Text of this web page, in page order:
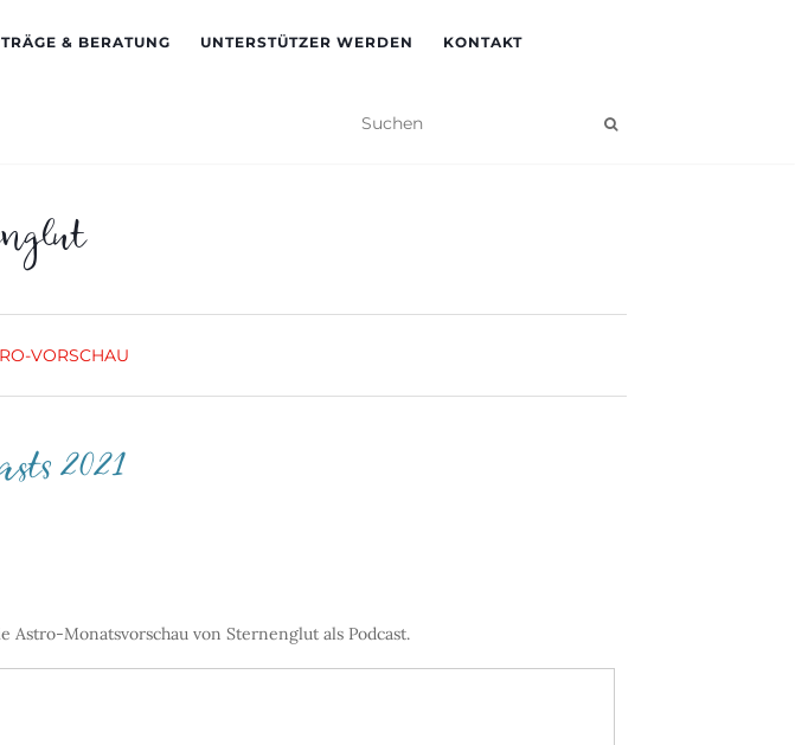
& BERATUNG UNTERSTÜTZER WERDEN KONTAKT
VORSCHAU
2021
Monatsvorschau von Sternenglut als Podcast.